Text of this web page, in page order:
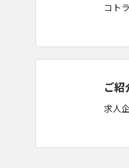
コト
ご紹
求人